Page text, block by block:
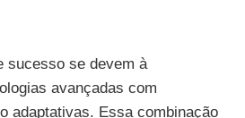
sucesso se devem à
avançadas com
adaptativas. Essa combinação